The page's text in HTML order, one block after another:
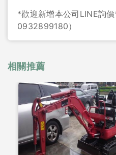
*歡迎新增本公司LINE詢價
0932899180）
相關推薦